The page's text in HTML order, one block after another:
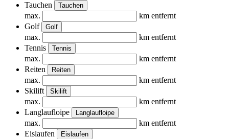
Tauchen
Tauchen
max.
km entfernt
Golf
Golf
max.
km entfernt
Tennis
Tennis
max.
km entfernt
Reiten
Reiten
max.
km entfernt
Skilift
Skilift
max.
km entfernt
Langlaufloipe
Langlaufloipe
max.
km entfernt
Eislaufen
Eislaufen